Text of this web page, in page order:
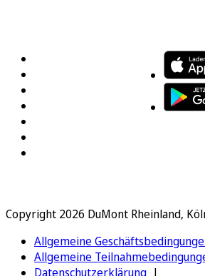
Copyright 2026 DuMont Rheinland,
Allgemeine
Allgemeine
Datenschutzerklärung